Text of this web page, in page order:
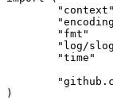
	"context"
	"fmt"
"log/
	"time"
)